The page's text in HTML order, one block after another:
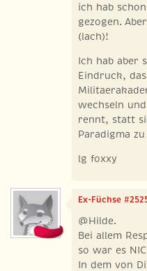
ich hab
gezogen.
(lach)!
Ich hab aber
Eindruck,
wechseln
rennt, statt
Paradigma
lg foxxy
Ex-Füchse
@Hilde.
Bei allem
so war es
In dem von